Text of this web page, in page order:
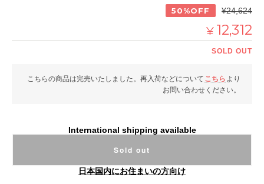
50%OFF ¥24,624
¥ 12,312
SOLD OUT
こちらの商品は完売いたしました。再入荷などについて こちら より
お問い合わせください。
International shipping available
Sold out
日本国内にお住まいの方向け